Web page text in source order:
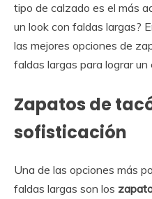
tipo de calzado es el más
un look con faldas largas?
las mejores opciones de
faldas largas para lograr
Zapatos de
sofisticación
Una de las opciones más
faldas largas son los